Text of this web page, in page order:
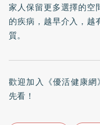
家人保留更多選擇的空
的疾病，越早介入，越
質。
歡迎加入 《優活健康
先看！